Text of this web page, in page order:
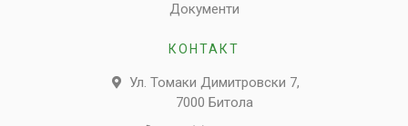
Документи
КОНТАКТ
Ул. Томаки Димитровски 7,
7000 Битола